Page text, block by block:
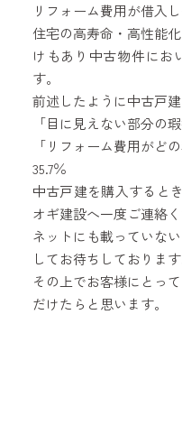
リフォーム費用が借入
住宅の高寿命・高性能
けもあり中古物件にお
す。
前述したように中古戸
「目に見えない部分の
「リフォーム費用がど
35.7％
中古戸建を購入すると
オギ建設へ一度ご連絡く
ネットにも載っていな
してお待ちしております
その上でお客様にとっ
だけたらと思います。